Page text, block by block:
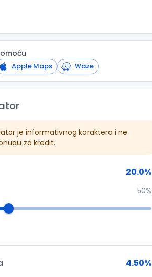
je informativnog karaktera i ne
za kredit.
20.0%
50%
4.50%
Apple Maps Waze